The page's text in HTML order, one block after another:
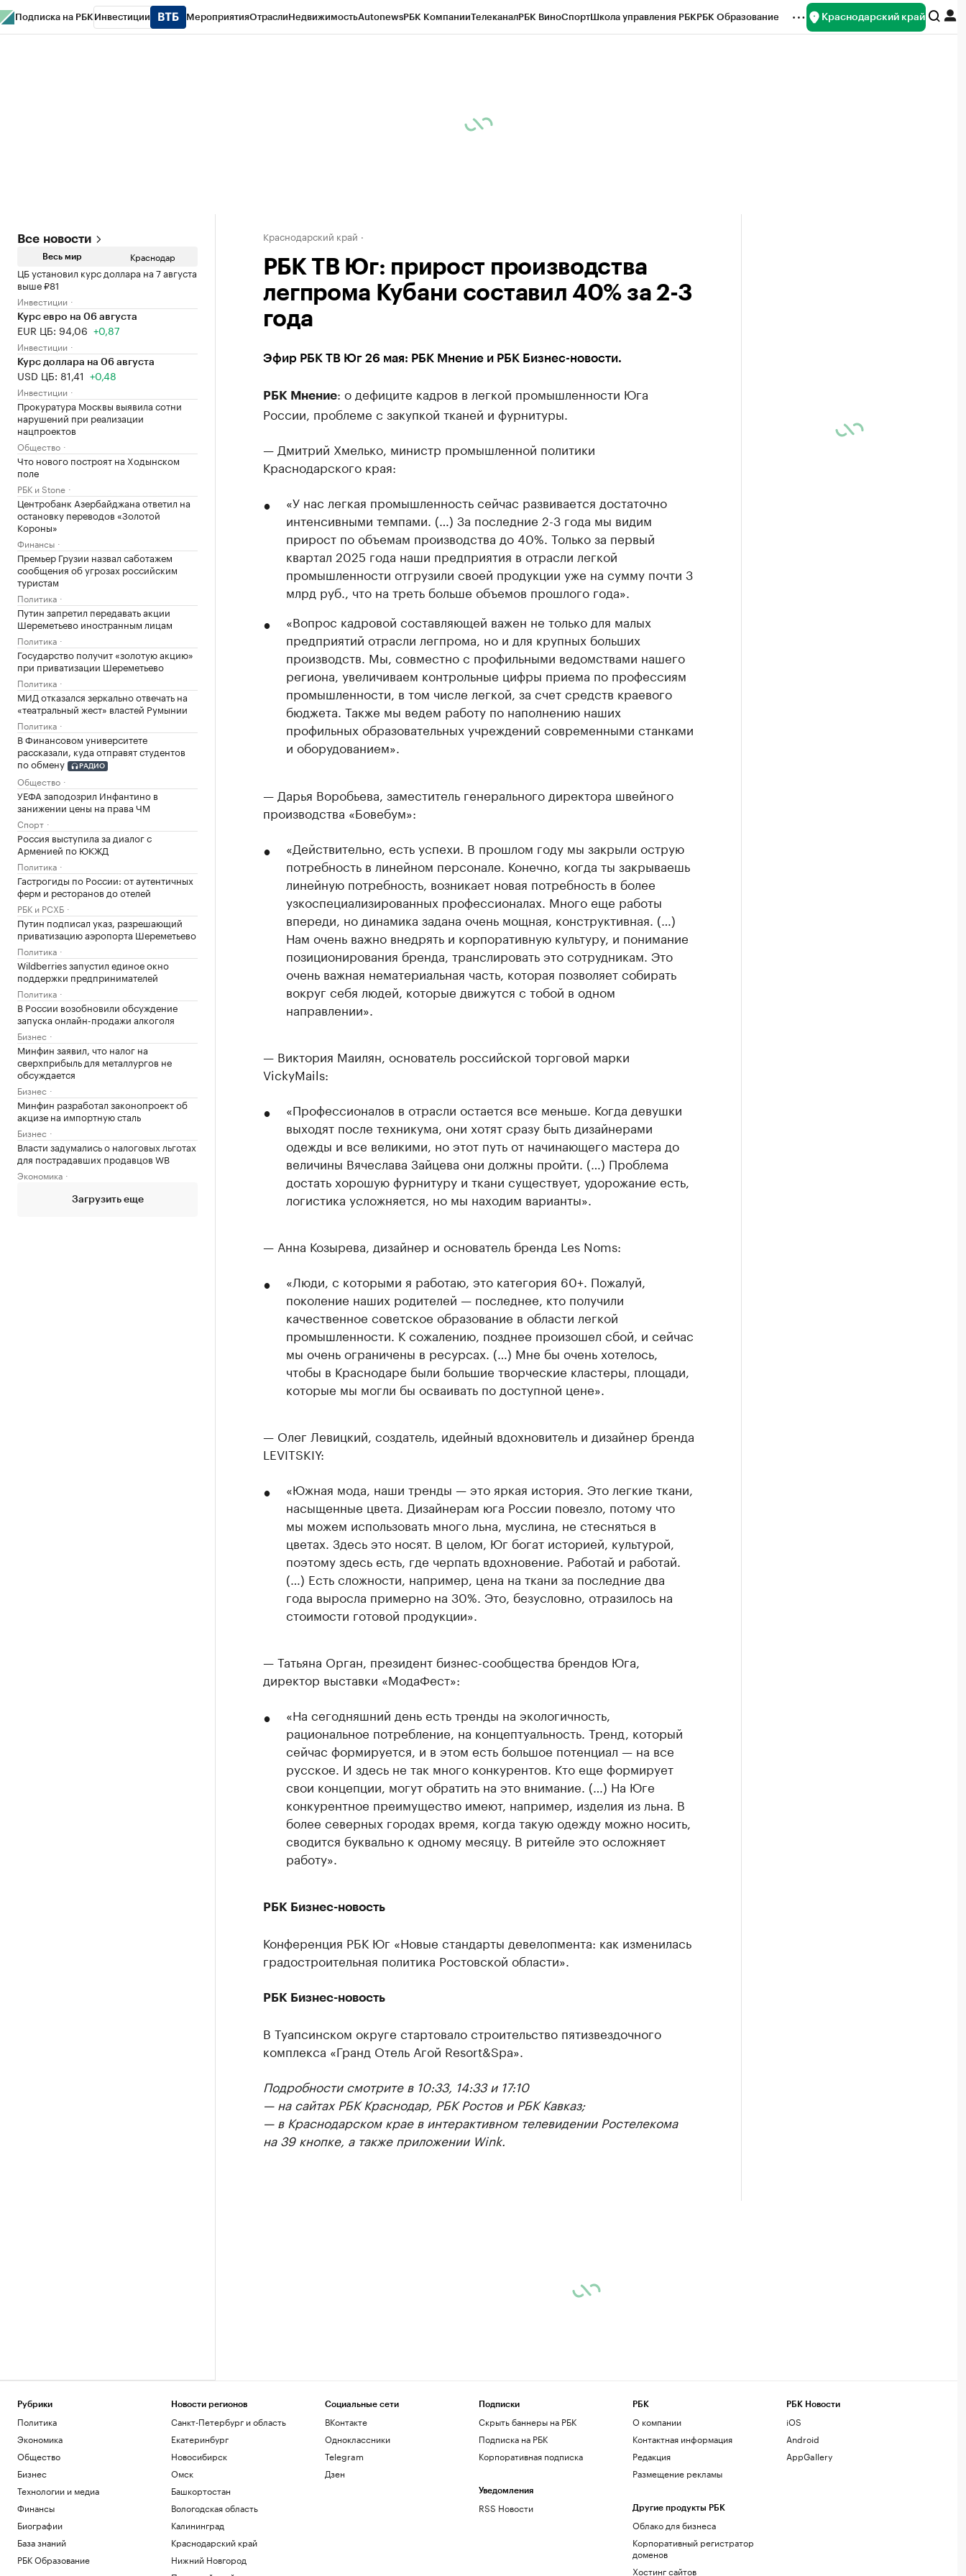
Подписка на РБК Инвестиции МероприятияОтраслиНедвижимостьAutonewsРБК КомпанииТелеканалРБК ВиноСпортШкола управления РБКРБК Образование Краснодарский край
Все новости
Весь мир Краснодар
ЦБ установил курс доллара на 7 августа
выше ₽81
Инвестиции
Курс евро на 06 августа
EUR ЦБ: 94,06 +0,87
Инвестиции
Курс доллара на 06 августа
USD ЦБ: 81,41 +0,48
Инвестиции
Прокуратура Москвы выявила сотни
нарушений при реализации
нацпроектов
Общество
Что нового построят на Ходынском
поле
РБК и Stone
Центробанк Азербайджана ответил на
остановку переводов «Золотой
Короны»
Финансы
Премьер Грузии назвал саботажем
сообщения об угрозах российским
туристам
Политика
Путин запретил передавать акции
Шереметьево иностранным лицам
Политика
Государство получит «золотую акцию»
при приватизации Шереметьево
Политика
МИД отказался зеркально отвечать на
«театральный жест» властей Румынии
Политика
В Финансовом университете
рассказали, куда отправят студентов
по обмену
РАДИО
Общество
УЕФА заподозрил Инфантино в
занижении цены на права ЧМ
Спорт
Россия выступила за диалог с
Арменией по ЮКЖД
Политика
Гастрогиды по России: от аутентичных
ферм и ресторанов до отелей
РБК и РСХБ
Путин подписал указ, разрешающий
приватизацию аэропорта Шереметьево
Политика
Wildberries запустил единое окно
поддержки предпринимателей
Политика
В России возобновили обсуждение
запуска онлайн-продажи алкоголя
Бизнес
Минфин заявил, что налог на
сверхприбыль для металлургов не
обсуждается
Бизнес
Минфин разработал законопроект об
акцизе на импортную сталь
Бизнес
Власти задумались о налоговых льготах
для пострадавших продавцов WB
Экономика
Загрузить еще
Краснодарский край
РБК ТВ Юг: прирост производства
легпрома Кубани составил 40% за 2-3
года
Эфир РБК ТВ Юг 26 мая: РБК Мнение и РБК Бизнес-новости.
РБК Мнение: о дефиците кадров в легкой промышленности Юга
России, проблеме с закупкой тканей и фурнитуры.
— Дмитрий Хмелько, министр промышленной политики
Краснодарского края:
«У нас легкая промышленность сейчас развивается достаточно
интенсивными темпами. (…) За последние 2-3 года мы видим
прирост по объемам производства до 40%. Только за первый
квартал 2025 года наши предприятия в отрасли легкой
промышленности отгрузили своей продукции уже на сумму почти 3
млрд руб., что на треть больше объемов прошлого года».
«Вопрос кадровой составляющей важен не только для малых
предприятий отрасли легпрома, но и для крупных больших
производств. Мы, совместно с профильными ведомствами нашего
региона, увеличиваем контрольные цифры приема по профессиям
промышленности, в том числе легкой, за счет средств краевого
бюджета. Также мы ведем работу по наполнению наших
профильных образовательных учреждений современными станками
и оборудованием».
— Дарья Воробьева, заместитель генерального директора швейного
производства «Бовебум»:
«Действительно, есть успехи. В прошлом году мы закрыли острую
потребность в линейном персонале. Конечно, когда ты закрываешь
линейную потребность, возникает новая потребность в более
узкоспециализированных профессионалах. Много еще работы
впереди, но динамика задана очень мощная, конструктивная. (…)
Нам очень важно внедрять и корпоративную культуру, и понимание
позиционирования бренда, транслировать это сотрудникам. Это
очень важная нематериальная часть, которая позволяет собирать
вокруг себя людей, которые движутся с тобой в одном
направлении».
— Виктория Маилян, основатель российской торговой марки
VickyMails:
«Профессионалов в отрасли остается все меньше. Когда девушки
выходят после техникума, они хотят сразу быть дизайнерами
одежды и все великими, но этот путь от начинающего мастера до
величины Вячеслава Зайцева они должны пройти. (…) Проблема
достать хорошую фурнитуру и ткани существует, удорожание есть,
логистика усложняется, но мы находим варианты».
— Анна Козырева, дизайнер и основатель бренда Les Noms:
«Люди, с которыми я работаю, это категория 60+. Пожалуй,
поколение наших родителей — последнее, кто получили
качественное советское образование в области легкой
промышленности. К сожалению, позднее произошел сбой, и сейчас
мы очень ограничены в ресурсах. (…) Мне бы очень хотелось,
чтобы в Краснодаре были большие творческие кластеры, площади,
которые мы могли бы осваивать по доступной цене».
— Олег Левицкий, создатель, идейный вдохновитель и дизайнер бренда
LEVITSKIY:
«Южная мода, наши тренды — это яркая история. Это легкие ткани,
насыщенные цвета. Дизайнерам юга России повезло, потому что
мы можем использовать много льна, муслина, не стесняться в
цветах. Здесь это носят. В целом, Юг богат историей, культурой,
поэтому здесь есть, где черпать вдохновение. Работай и работай.
(…) Есть сложности, например, цена на ткани за последние два
года выросла примерно на 30%. Это, безусловно, отразилось на
стоимости готовой продукции».
— Татьяна Орган, президент бизнес-сообщества брендов Юга,
директор выставки «МодаФест»:
«На сегодняшний день есть тренды на экологичность,
рациональное потребление, на концептуальность. Тренд, который
сейчас формируется, и в этом есть большое потенциал — на все
русское. И здесь не так много конкурентов. Кто еще формирует
свои концепции, могут обратить на это внимание. (…) На Юге
конкурентное преимущество имеют, например, изделия из льна. В
более северных городах время, когда такую одежду можно носить,
сводится буквально к одному месяцу. В ритейле это осложняет
работу».
РБК Бизнес-новость
Конференция РБК Юг «Новые стандарты девелопмента: как изменилась
градостроительная политика Ростовской области».
РБК Бизнес-новость
В Туапсинском округе стартовало строительство пятизвездочного
комплекса «Гранд Отель Агой Resort&Spa».
Подробности смотрите в 10:33, 14:33 и 17:10
— на сайтах РБК Краснодар, РБК Ростов и РБК Кавказ;
— в Краснодарском крае в интерактивном телевидении Ростелекома
на 39 кнопке, а также приложении Wink.
Рубрики
Политика
Экономика
Общество
Бизнес
Технологии и медиа
Финансы
Биографии
База знаний
РБК Образование
Новости регионов
Санкт-Петербург и область
Екатеринбург
Новосибирск
Омск
Башкортостан
Вологодская область
Калининград
Краснодарский край
Нижний Новгород
Социальные сети
ВКонтакте
Одноклассники
Telegram
Дзен
Подписки
Скрыть баннеры на РБК
Подписка на РБК
Корпоративная подписка
Уведомления
RSS Новости
РБК
О компании
Контактная информация
Редакция
Размещение рекламы
Другие продукты РБК
Облако для бизнеса
Корпоративный регистратор
доменов
Хостинг сайтов
РБК Новости
iOS
Android
AppGallery